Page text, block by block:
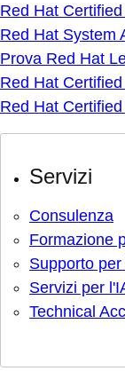
Red Hat
Red Hat System
Prova Red Hat
Red Hat
Red Hat
Servizi
Consulenza
Formazione
Supporto
Servizi per
Technical